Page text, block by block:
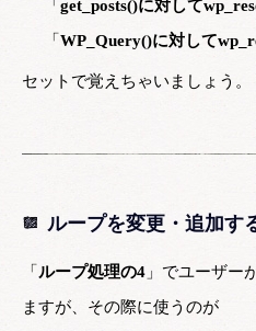
「 get_posts()に対して
「 WP_Query()に対して
セットで覚えちゃいましょう。
ループを変更・追加す
「 ループ処理の4 」でユーザー
ますが、その際に使うのが